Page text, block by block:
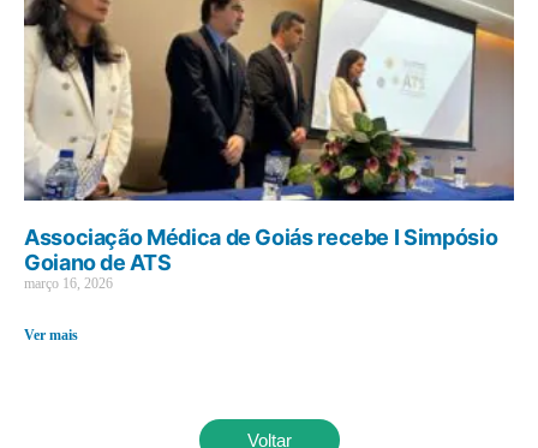
Associação Médica de Goiás recebe I Simpósio
Goiano de ATS
março 16, 2026
Ver mais
Voltar